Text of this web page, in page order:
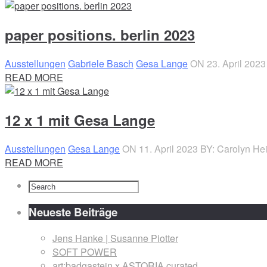
paper positions. berlin 2023
Ausstellungen Gabriele Basch Gesa LangeON 23. April 2023
READ MORE
12 x 1 mit Gesa Lange
Ausstellungen Gesa LangeON 11. April 2023 BY: Carolyn
READ MORE
Neueste Beiträge
Jens Hanke | Susanne Piotter
SOFT POWER